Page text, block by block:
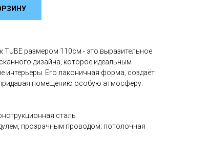
TUBE размером 110см - это выразительное
дизайна, которое идеальным
интерьеры. Его лаконичная форма, создаёт
помещению особую атмосферу.
сталь
прозрачным проводом; потолочная